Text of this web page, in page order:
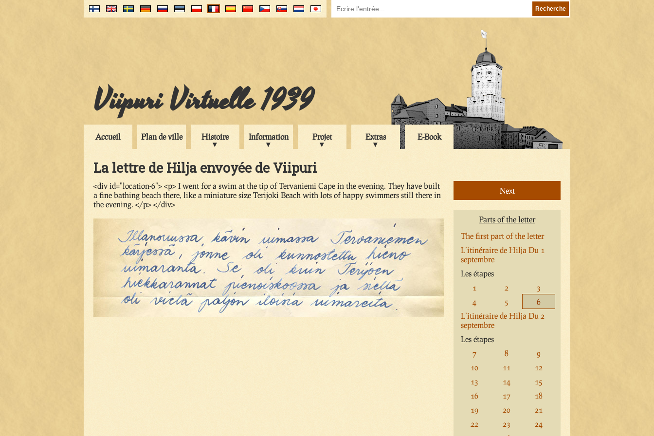
Viipuri Virtuelle 1939
Accueil Plan de ville Histoire Information Projet Extras E-Book
La lettre de Hilja envoyée de Viipuri
Next
Parts of the letter
The first part of the letter
L’itinéraire de Hilja Du 1
septembre
Les étapes
1
2
3
4
5
6
L’itinéraire de Hilja Du 2
septembre
Les étapes
7
8
9
10
11
12
13
14
15
16
17
18
19
20
21
22
23
24
<div id="location-6"> <p> I went for a swim at the tip of Tervaniemi Cape in the evening. They have built
a fine bathing beach there, like a miniature size Terijoki Beach with lots of happy swimmers still there in
the evening. </p> </div>